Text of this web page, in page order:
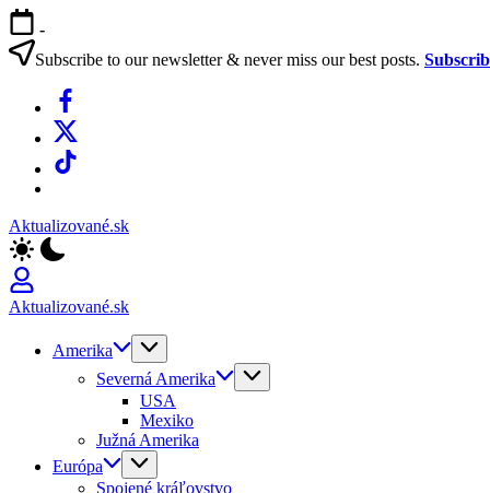
Skip
to
content
-
Subscribe to our newsletter & never miss our best posts.
Facebook
X
TikTok
Aktualizované.sk
Aktualizované.sk
Amerika
Severná Amerika
USA
Mexiko
Južná Amerika
Európa
Spojené kráľovstvo